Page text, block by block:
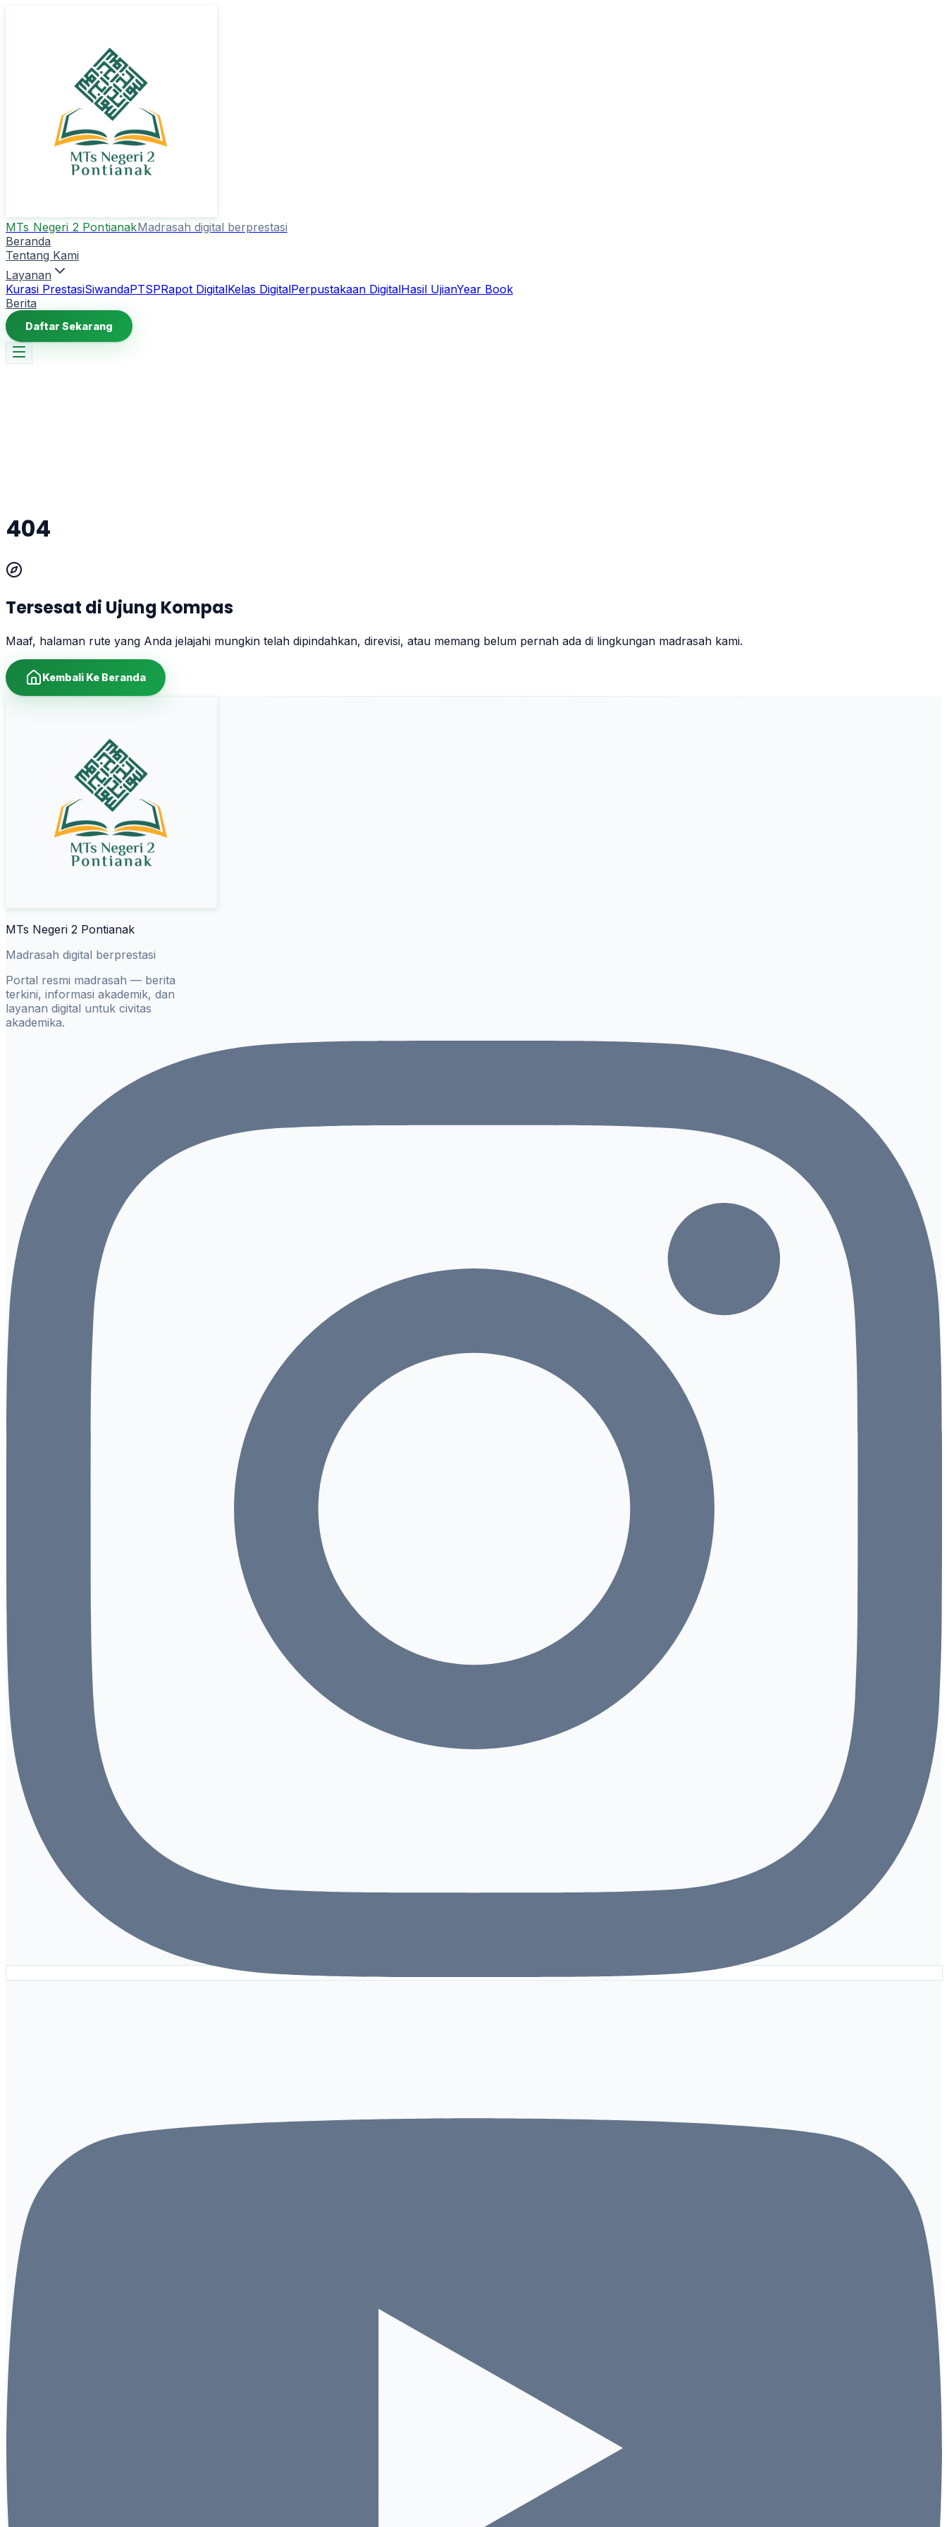
MTs Negeri 2 PontianakMadrasah digital berprestasi
Beranda
Tentang Kami
Layanan
Kurasi PrestasiSiwandaPTSPRapot DigitalKelas DigitalPerpustakaan DigitalHasil UjianYear Book
Berita
Daftar Sekarang
404
Tersesat di Ujung Kompas
Maaf, halaman rute yang Anda jelajahi mungkin telah dipindahkan, direvisi, atau memang belum pernah ada di lingkungan madrasah kami.
Kembali Ke Beranda
MTs Negeri 2 Pontianak
Madrasah digital berprestasi
Portal resmi madrasah — berita
terkini, informasi akademik, dan
layanan digital untuk civitas
akademika.